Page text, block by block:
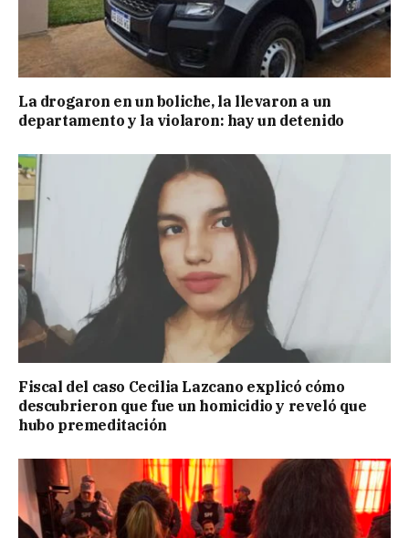
La drogaron en un boliche, la llevaron a un
departamento y la violaron: hay un detenido
Fiscal del caso Cecilia Lazcano explicó cómo
descubrieron que fue un homicidio y reveló que
hubo premeditación